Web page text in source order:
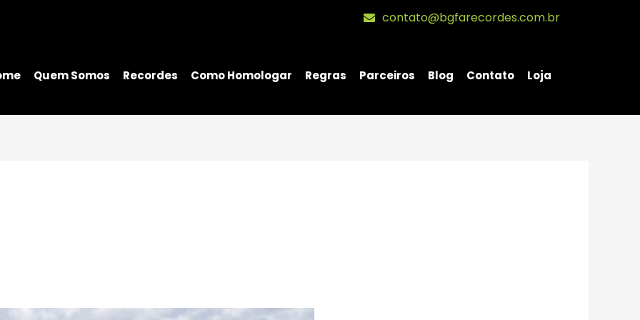
contato@bgfarecordes.com.br
Quem Somos Recordes Como Homologar Regras Parceiros Blog Contato Loja